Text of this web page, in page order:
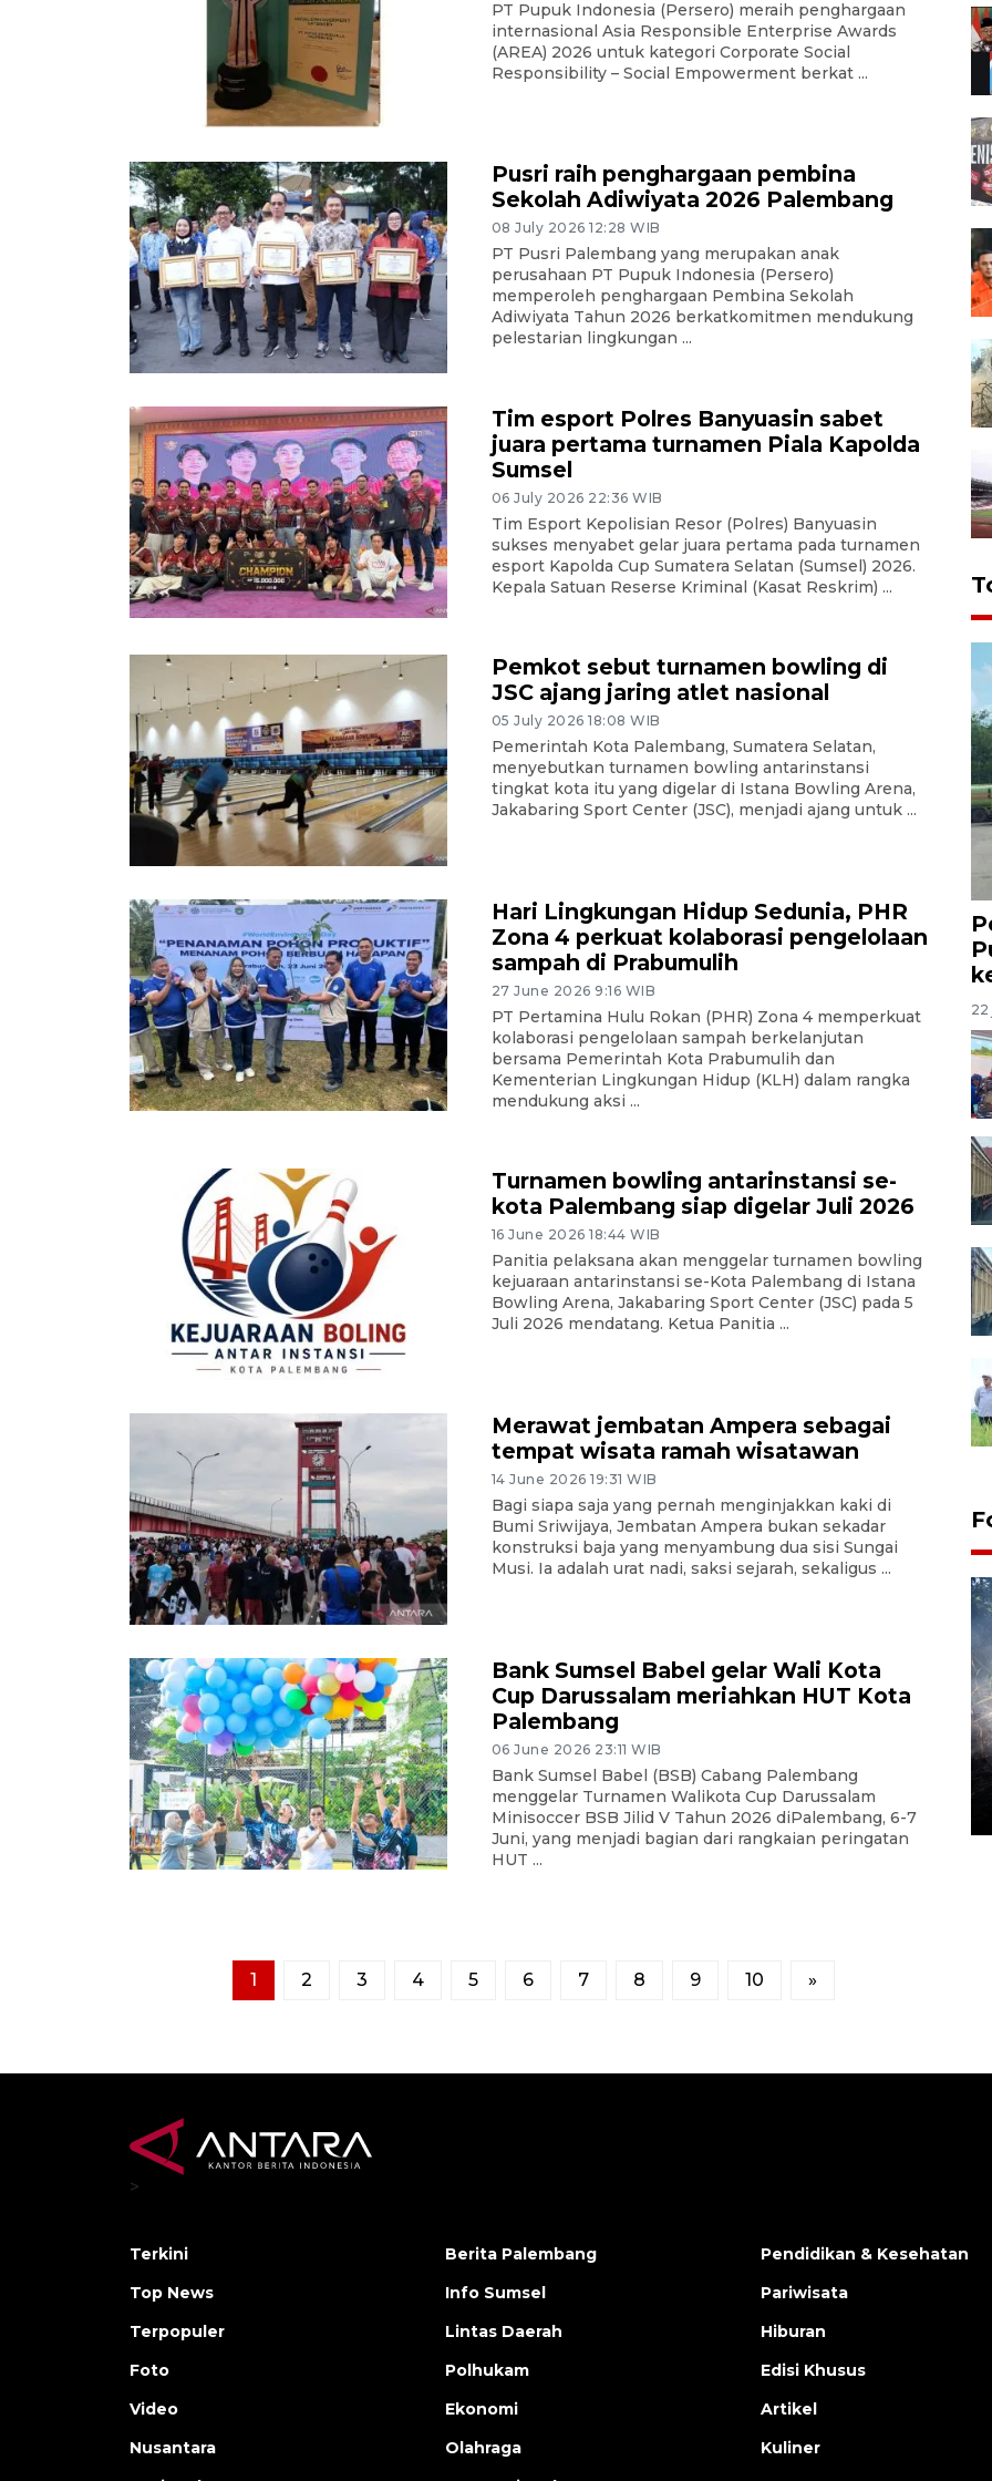
PT Pupuk Indonesia (Persero) meraih penghargaan
internasional Asia Responsible Enterprise Awards
(AREA) 2026 untuk kategori Corporate Social
Responsibility – Social Empowerment berkat ...
Pusri raih penghargaan pembina
Sekolah Adiwiyata 2026 Palembang
08 July 2026 12:28 WIB
PT Pusri Palembang yang merupakan anak
perusahaan PT Pupuk Indonesia (Persero)
memperoleh penghargaan Pembina Sekolah
Adiwiyata Tahun 2026 berkatkomitmen mendukung
pelestarian lingkungan ...
Tim esport Polres Banyuasin sabet
juara pertama turnamen Piala Kapolda
Sumsel
06 July 2026 22:36 WIB
Tim Esport Kepolisian Resor (Polres) Banyuasin
sukses menyabet gelar juara pertama pada turnamen
esport Kapolda Cup Sumatera Selatan (Sumsel) 2026.
Kepala Satuan Reserse Kriminal (Kasat Reskrim) ...
Pemkot sebut turnamen bowling di
JSC ajang jaring atlet nasional
05 July 2026 18:08 WIB
Pemerintah Kota Palembang, Sumatera Selatan,
menyebutkan turnamen bowling antarinstansi
tingkat kota itu yang digelar di Istana Bowling Arena,
Jakabaring Sport Center (JSC), menjadi ajang untuk ...
Hari Lingkungan Hidup Sedunia, PHR
Zona 4 perkuat kolaborasi pengelolaan
sampah di Prabumulih
27 June 2026 9:16 WIB
PT Pertamina Hulu Rokan (PHR) Zona 4 memperkuat
kolaborasi pengelolaan sampah berkelanjutan
bersama Pemerintah Kota Prabumulih dan
Kementerian Lingkungan Hidup (KLH) dalam rangka
mendukung aksi ...
Turnamen bowling antarinstansi se-
kota Palembang siap digelar Juli 2026
16 June 2026 18:44 WIB
Panitia pelaksana akan menggelar turnamen bowling
kejuaraan antarinstansi se-Kota Palembang di Istana
Bowling Arena, Jakabaring Sport Center (JSC) pada 5
Juli 2026 mendatang. Ketua Panitia ...
Merawat jembatan Ampera sebagai
tempat wisata ramah wisatawan
14 June 2026 19:31 WIB
Bagi siapa saja yang pernah menginjakkan kaki di
Bumi Sriwijaya, Jembatan Ampera bukan sekadar
konstruksi baja yang menyambung dua sisi Sungai
Musi. Ia adalah urat nadi, saksi sejarah, sekaligus ...
Bank Sumsel Babel gelar Wali Kota
Cup Darussalam meriahkan HUT Kota
Palembang
06 June 2026 23:11 WIB
Bank Sumsel Babel (BSB) Cabang Palembang
menggelar Turnamen Walikota Cup Darussalam
Minisoccer BSB Jilid V Tahun 2026 diPalembang, 6-7
Juni, yang menjadi bagian dari rangkaian peringatan
HUT ...
1 2 3 4 5 6 7 8 9 10 »
22
Alokasi anggaran untuk bibit
kopi arabika Gayo
15 June 2026 11:15 WIB
>
Terkini
Top News
Terpopuler
Foto
Video
Nusantara
Berita Palembang
Info Sumsel
Lintas Daerah
Polhukam
Ekonomi
Olahraga
Pendidikan & Kesehatan
Pariwisata
Hiburan
Edisi Khusus
Artikel
Kuliner